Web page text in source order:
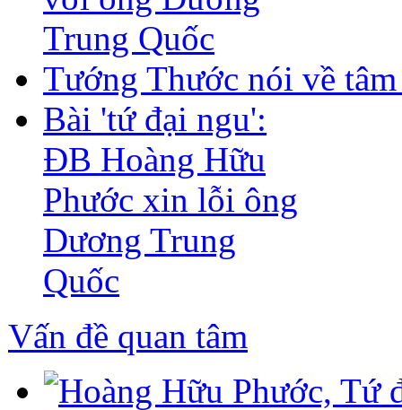
Trung Quốc
Tướng Thước nói về
Bài 'tứ đại ngu':
ĐB Hoàng Hữu
Phước xin lỗi ông
Dương Trung
Quốc
Vấn đề quan tâm